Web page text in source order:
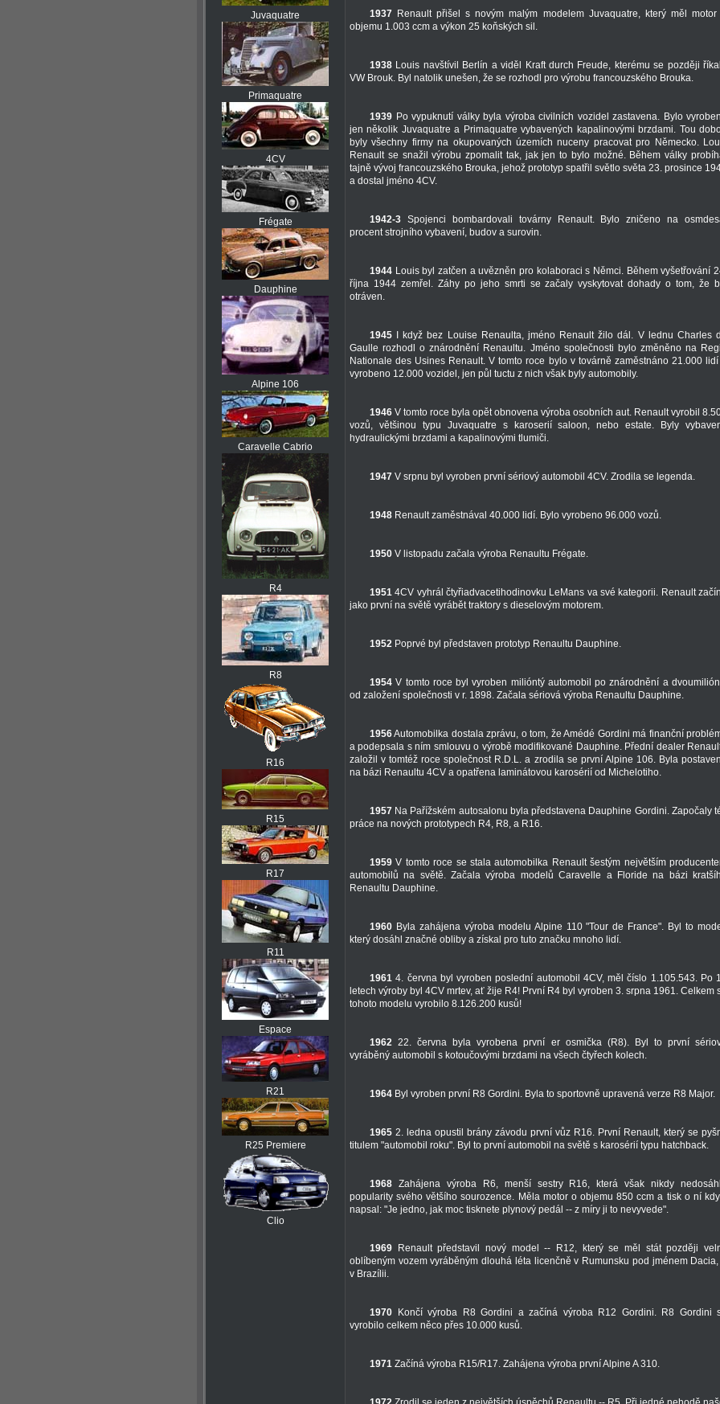
Juvaquatre
Primaquatre
4CV
Frégate
Dauphine
Alpine 106
Caravelle Cabrio
R4
R8
R16
R15
R17
R11
Espace
R21
R25 Premiere
Clio
1937 Renault přišel s novým malým modelem Juvaquatre, který měl
objemu 1.003 ccm a výkon 25 koňských sil.
1938 Louis navštívil Berlín a viděl Kraft durch Freude, kterému se později
VW Brouk. Byl natolik unešen, že se rozhodl pro výrobu francouzského Brouka.
1939 Po vypuknutí války byla výroba civilních vozidel zastavena. Bylo
jen několik Juvaquatre a Primaquatre vybavených kapalinovými brzdami. Tou
byly všechny firmy na okupovaných územích nuceny pracovat pro Německo.
Renault se snažil výrobu zpomalit tak, jak jen to bylo možné. Během války
tajně vývoj francouzského Brouka, jehož prototyp spatřil světlo světa 23. prosince
a dostal jméno 4CV.
1942-3 Spojenci bombardovali továrny Renault. Bylo zničeno na
procent strojního vybavení, budov a surovin.
1944 Louis byl zatčen a uvězněn pro kolaboraci s Němci. Během vyšetřování
října 1944 zemřel. Záhy po jeho smrti se začaly vyskytovat dohady o tom, že
otráven.
1945 I když bez Louise Renaulta, jméno Renault žilo dál. V lednu Charles
Gaulle rozhodl o znárodnění Renaultu. Jméno společnosti bylo změněno na
Nationale des Usines Renault. V tomto roce bylo v továrně zaměstnáno 21.000
vyrobeno 12.000 vozidel, jen půl tuctu z nich však byly automobily.
1946 V tomto roce byla opět obnovena výroba osobních aut. Renault vyrobil
vozů, většinou typu Juvaquatre s karoserií saloon, nebo estate. Byly
hydraulickými brzdami a kapalinovými tlumiči.
1947 V srpnu byl vyroben první sériový automobil 4CV. Zrodila se legenda.
1948 Renault zaměstnával 40.000 lidí. Bylo vyrobeno 96.000 vozů.
1950 V listopadu začala výroba Renaultu Frégate.
1951 4CV vyhrál čtyřiadvacetihodinovku LeMans va své kategorii. Renault
jako první na světě vyrábět traktory s dieselovým motorem.
1952 Poprvé byl představen prototyp Renaultu Dauphine.
1954 V tomto roce byl vyroben milióntý automobil po znárodnění a
od založení společnosti v r. 1898. Začala sériová výroba Renaultu Dauphine.
1956Automobilka dostala zprávu, o tom, že Amédé Gordini má finanční
a podepsala s ním smlouvu o výrobě modifikované Dauphine. Přední dealer
založil v tomtéž roce společnost R.D.L. a zrodila se první Alpine 106. Byla
na bázi Renaultu 4CV a opatřena laminátovou karosérií od Michelotiho.
1957 Na Pařížském autosalonu byla představena Dauphine Gordini. Započaly
práce na nových prototypech R4, R8, a R16.
1959 V tomto roce se stala automobilka Renault šestým největším
automobilů na světě. Začala výroba modelů Caravelle a Floride na bázi
Renaultu Dauphine.
1960 Byla zahájena výroba modelu Alpine 110 "Tour de France". Byl to
který dosáhl značné obliby a získal pro tuto značku mnoho lidí.
1961 4. června byl vyroben poslední automobil 4CV, měl číslo 1.105.543. Po
letech výroby byl 4CV mrtev, ať žije R4! První R4 byl vyroben 3. srpna 1961. Celkem
tohoto modelu vyrobilo 8.126.200 kusů!
1962 22. června byla vyrobena první er osmička (R8). Byl to první
vyráběný automobil s kotoučovými brzdami na všech čtyřech kolech.
1964 Byl vyroben první R8 Gordini. Byla to sportovně upravená verze R8 Major.
1965 2. ledna opustil brány závodu první vůz R16. První Renault, který se
titulem "automobil roku". Byl to první automobil na světě s karosérií typu hatchback.
1968 Zahájena výroba R6, menší sestry R16, která však nikdy
popularity svého většího sourozence. Měla motor o objemu 850 ccm a tisk o ní
napsal: "Je jedno, jak moc tisknete plynový pedál -- z míry ji to nevyvede".
1969 Renault představil nový model -- R12, který se měl stát později
oblíbeným vozem vyráběným dlouhá léta licenčně v Rumunsku pod jménem
v Brazílii.
1970 Končí výroba R8 Gordini a začíná výroba R12 Gordini. R8 Gordini
vyrobilo celkem něco přes 10.000 kusů.
1971 Začíná výroba R15/R17. Zahájena výroba první Alpine A 310.